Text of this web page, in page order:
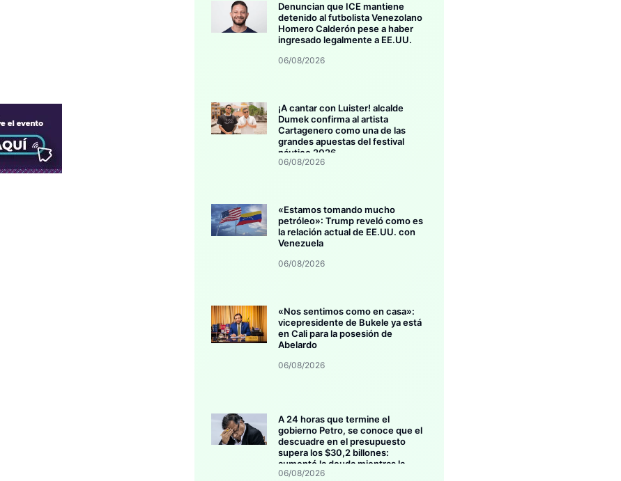
Denuncian que ICE mantiene
detenido al futbolista Venezolano
Homero Calderón pese a haber
ingresado legalmente a EE.UU.
06/08/2026
¡A cantar con Luister! alcalde
Dumek confirma al artista
Cartagenero como una de las
grandes apuestas del festival
náutico 2026
06/08/2026
«Estamos tomando mucho
petróleo»: Trump reveló como es
la relación actual de EE.UU. con
Venezuela
06/08/2026
«Nos sentimos como en casa»:
vicepresidente de Bukele ya está
en Cali para la posesión de
Abelardo
06/08/2026
A 24 horas que termine el
gobierno Petro, se conoce que el
descuadre en el presupuesto
supera los $30,2 billones:
aumentó la deuda mientras la
inversión se estanca
06/08/2026